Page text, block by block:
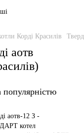
Корді Красилів
аотв
популярністю